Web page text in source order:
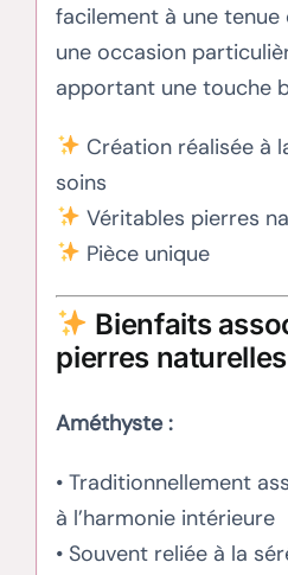
facilement à une
une occasion
apportant une touche
Création réalisée à
soins
Véritables pierres
Pièce unique
Bienfaits
pierres naturelles
Améthyste :
• Traditionnellement
à l’harmonie intérieure
• Souvent reliée à la